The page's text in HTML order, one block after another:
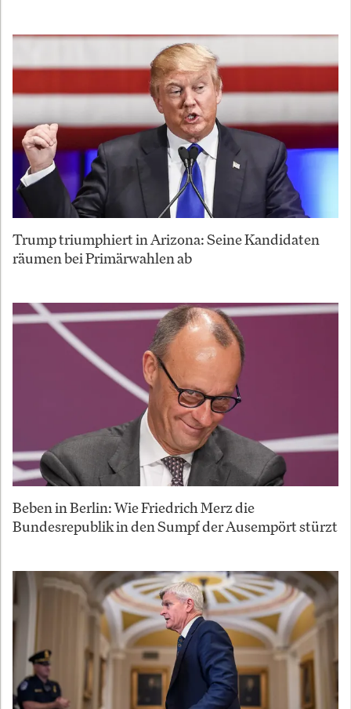
Trump triumphiert in Arizona: Seine Kandidaten
räumen bei Primärwahlen ab
Beben in Berlin: Wie Friedrich Merz die
Bundesrepublik in den Sumpf der Ausempört stürzt